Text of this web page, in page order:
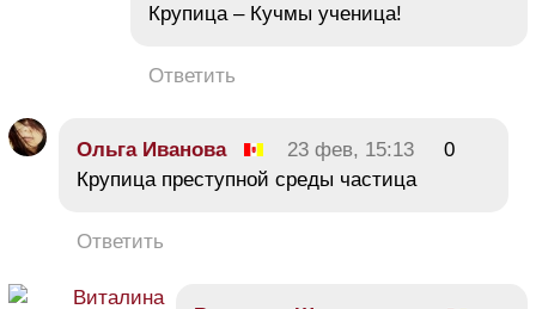
Крупица – Кучмы ученица!
Ответить
Ольга Иванова 23 фев, 15:13
0
Крупица преступной среды частица
Ответить